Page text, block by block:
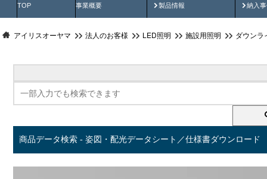
TOP 事業概要 製品情報
製品動画 納入
納
アイリスオーヤマ 法人のお客様 LED照明 施設用照明 ダウンラ
商品データ検索 - 姿図・配光データシート／仕様書ダウンロード